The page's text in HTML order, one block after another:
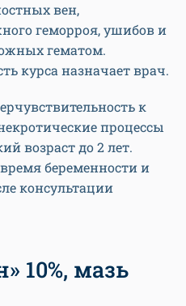
вен,
геморроя, ушибов и
гематом.
курса назначает врач.
к
процессы
возраст до 2 лет.
беременности и
консультации
10%, мазь